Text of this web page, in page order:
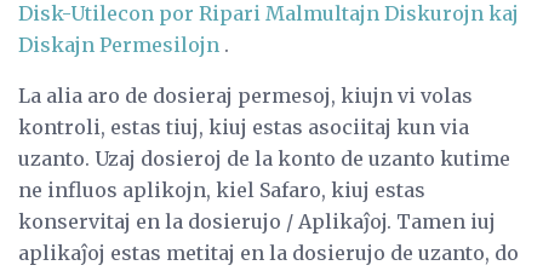
Disk-Utilecon por Ripari Malmultajn Diskurojn kaj
Diskajn Permesilojn .
La alia aro de dosieraj permesoj, kiujn vi volas
kontroli, estas tiuj, kiuj estas asociitaj kun via
uzanto. Uzaj dosieroj de la konto de uzanto kutime
ne influos aplikojn, kiel Safaro, kiuj estas
konservitaj en la dosierujo / Aplikaĵoj. Tamen iuj
aplikaĵoj estas metitaj en la dosierujo de uzanto, do